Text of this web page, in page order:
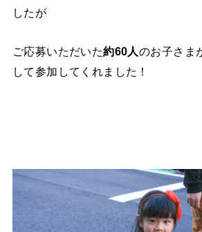
したが
ご応募いただいた約60人 のお子さま
して参加してくれました！